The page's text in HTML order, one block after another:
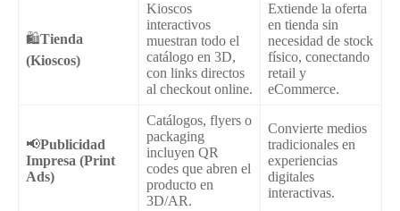
🛍️Tienda
(Kioscos)
Kioscos
interactivos
muestran todo el
catálogo en 3D,
con links directos
al checkout online.
Extiende la oferta
en tienda sin
necesidad de stock
físico, conectando
retail y
eCommerce.
📢Publicidad
Impresa (Print
Ads)
Catálogos, flyers o
packaging
incluyen QR
codes que abren el
producto en
3D/AR.
Convierte medios
tradicionales en
experiencias
digitales
interactivas.